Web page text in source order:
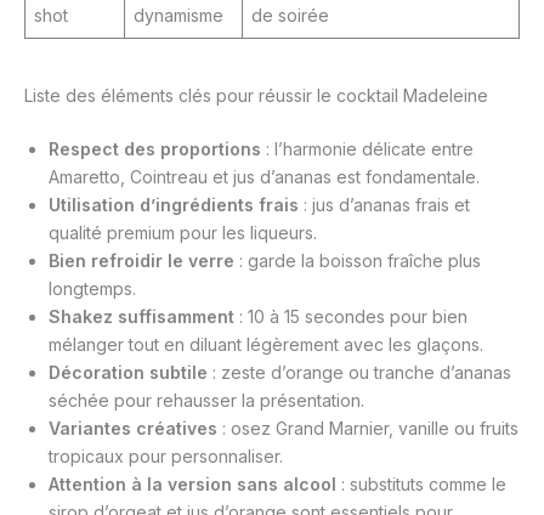
shot
dynamisme
de soirée
Liste des éléments clés pour réussir le cocktail Madeleine
Respect des proportions : l’harmonie délicate entre
Amaretto, Cointreau et jus d’ananas est fondamentale.
Utilisation d’ingrédients frais : jus d’ananas frais et
qualité premium pour les liqueurs.
Bien refroidir le verre : garde la boisson fraîche plus
longtemps.
Shakez suffisamment : 10 à 15 secondes pour bien
mélanger tout en diluant légèrement avec les glaçons.
Décoration subtile : zeste d’orange ou tranche d’ananas
séchée pour rehausser la présentation.
Variantes créatives : osez Grand Marnier, vanille ou fruits
tropicaux pour personnaliser.
Attention à la version sans alcool : substituts comme le